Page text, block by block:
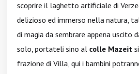
scoprire il laghetto artificiale di
delizioso ed immerso nella natura,
di magia da sembrare appena uscito
solo, portateli sino al colle Mazeit
frazione di Villa, qui i bambini